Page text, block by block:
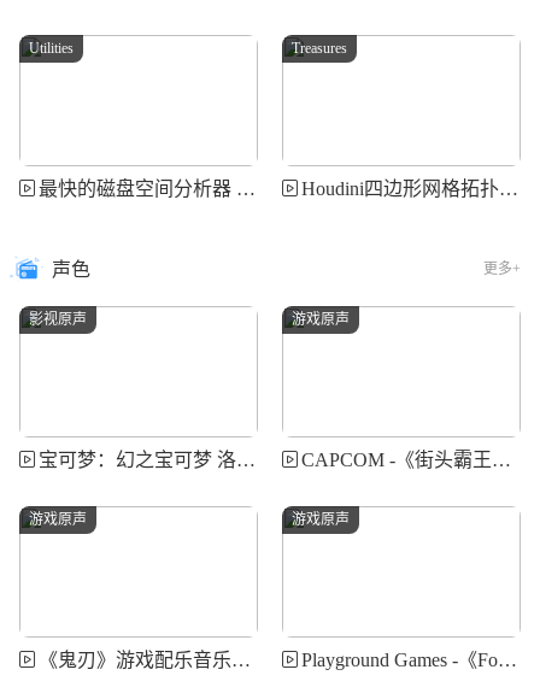
Utilities
最快的磁盘空间分析器 WizTree
Treasures
Houdini四边形网格拓扑插件 Exoside QuadRemesher For Houdini
声色 更多+
影视原声
宝可梦：幻之宝可梦 洛奇亚爆诞 动画配乐音乐素材
游戏原声
CAPCOM -《街头霸王》系列 游戏原声
游戏原声
《鬼刃》游戏配乐音乐素材
游戏原声
Playground Games -《Forza Horizon 地平线》游戏原声大碟